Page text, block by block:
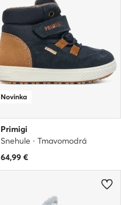
Novinka
Primigi
Snehule · Tmavomodrá
64,99 €